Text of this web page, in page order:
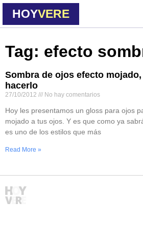
HOYVERE
Tag: efecto
Sombra de ojos efecto
hacerlo
27/10/2012 No hay comentarios
Hoy les presentamos un gloss para ojos
mojado a tus ojos. Y es que como ya
es uno de los estilos que más
Read More »